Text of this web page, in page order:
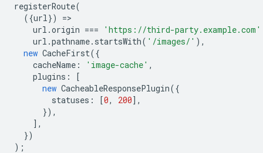
registerRoute(
({url}) =
url .origin ===
'https://third-party.example.com'
url .pathname. startsWith( '/images/' ),
new CacheFirst({
cacheName : 'image-cache' ,
plugins :
[
new CacheableResponsePlugin({
statuses : [0, 200],
}),
],
})
);